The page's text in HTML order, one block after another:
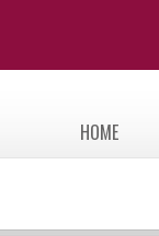
HOME